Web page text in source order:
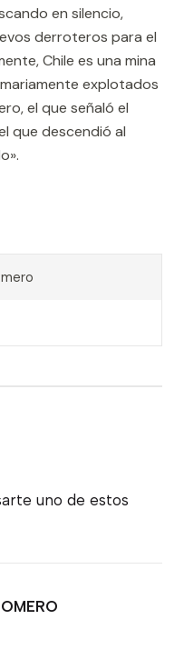
en silencio,
derroteros para el
Chile es una mina
explotados
el que señaló el
que descendió al
uno de estos